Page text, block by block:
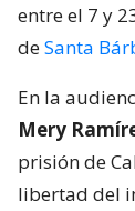
entre el 7 y
deSanta
En la
Mery
prisión de
libertad del